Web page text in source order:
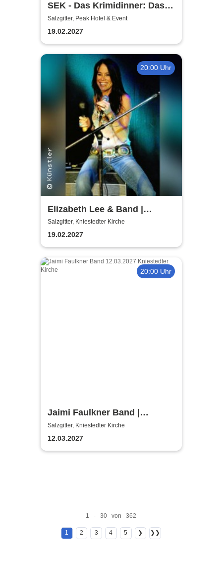
SEK - Das Krimidinner: Das
Vermächtnis
Salzgitter, Peak Hotel & Event
19.02.2027
20:00 Uhr
Elizabeth Lee & Band |
Kniestedter Kirche
Salzgitter, Kniestedter Kirche
19.02.2027
20:00 Uhr
Jaimi Faulkner Band |
Kniestedter Kirche
Salzgitter, Kniestedter Kirche
12.03.2027
1 - 30 von 362
1 2 3 4 5 ❯ ❯❯